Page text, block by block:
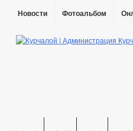
Новости Фотоальбом